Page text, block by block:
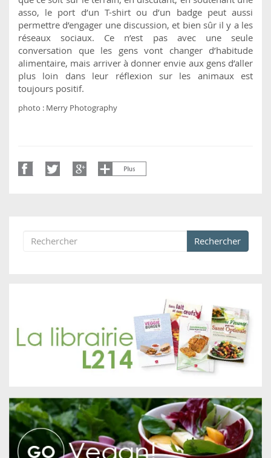
asso, le port d’un T-shirt ou d’un badge peut aussi
permettre d’engager une discussion, et bien sûr il y a les
réseaux sociaux. Ce n’est pas avec une seule
conversation que les gens vont changer d’habitude
alimentaire, mais arriver à donner envie aux gens d’aller
plus loin dans leur réflexion sur les animaux est
toujours positif.
photo : Merry Photography
Formulaire de recherche
Rechercher